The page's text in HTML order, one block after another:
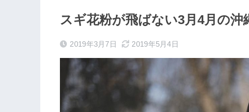
スギ花粉が飛ばない3月4月の沖
2019年3月7日 2019年5月4日